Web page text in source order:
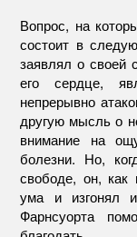
Вопрос, на
состоит в
заявлял о своей
его сердце,
непрерывно
другую мысль о
внимание на
болезни. Но,
свободе, он, как
ума и изгонял
Фарнсуорта